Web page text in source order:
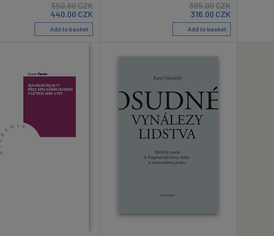
550.00CZK
440.00 CZK
Add to basket
395.00CZK
316.00 CZK
Add to basket